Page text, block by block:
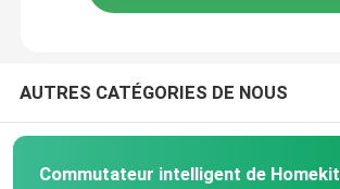
Au sujet de nous
AUTRES CATÉGORIES DE NOUS
Commutateur intelligent de Homekit